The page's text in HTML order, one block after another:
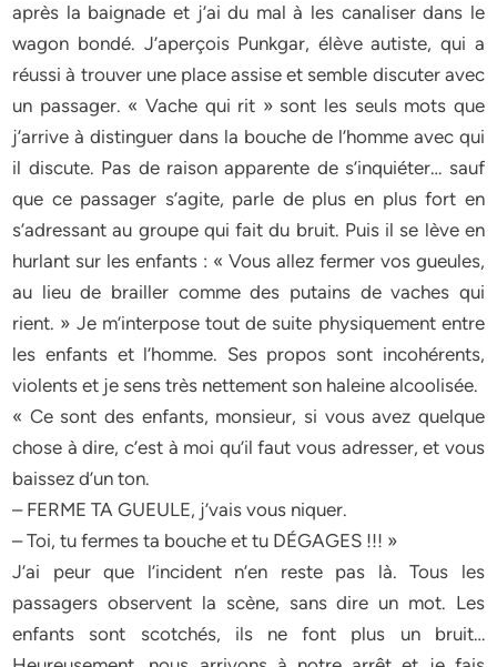
après la baignade et j’ai du mal à les canaliser dans le
wagon bondé. J’aperçois Punkgar, élève autiste, qui a
réussi à trouver une place assise et semble discuter avec
un passager. « Vache qui rit » sont les seuls mots que
j’arrive à distinguer dans la bouche de l’homme avec qui
il discute. Pas de raison apparente de s’inquiéter… sauf
que ce passager s’agite, parle de plus en plus fort en
s’adressant au groupe qui fait du bruit. Puis il se lève en
hurlant sur les enfants : « Vous allez fermer vos gueules,
au lieu de brailler comme des putains de vaches qui
rient. » Je m’interpose tout de suite physiquement entre
les enfants et l’homme. Ses propos sont incohérents,
violents et je sens très nettement son haleine alcoolisée.
« Ce sont des enfants, monsieur, si vous avez quelque
chose à dire, c’est à moi qu’il faut vous adresser, et vous
baissez d’un ton.
– FERME TA GUEULE, j’vais vous niquer.
– Toi, tu fermes ta bouche et tu DÉGAGES !!! »
J’ai peur que l’incident n’en reste pas là. Tous les
passagers observent la scène, sans dire un mot. Les
enfants sont scotchés, ils ne font plus un bruit…